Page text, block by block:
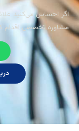
اگر احساس می‌کنید
مشاوره تخصصی اقدام